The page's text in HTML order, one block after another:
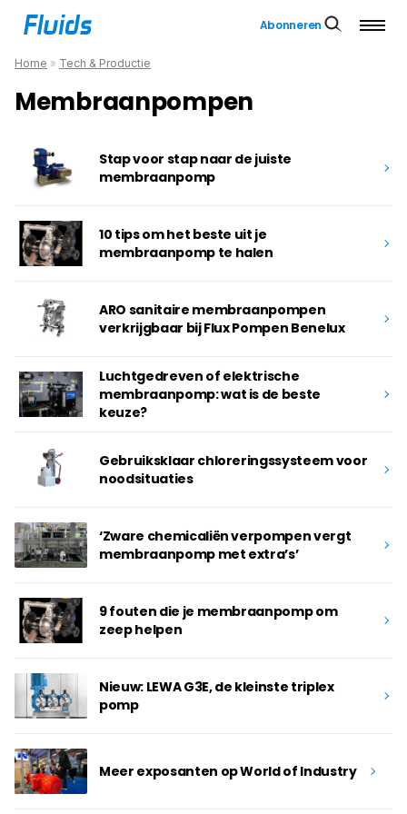
Abonneren
Home » Tech & Productie
Membraanpompen
Stap voor stap naar de juiste
membraanpomp
10 tips om het beste uit je
membraanpomp te halen
ARO sanitaire membraanpompen
verkrijgbaar bij Flux Pompen Benelux
Luchtgedreven of elektrische
membraanpomp: wat is de beste
keuze?
Gebruiksklaar chloreringssysteem voor
noodsituaties
‘Zware chemicaliën verpompen vergt
membraanpomp met extra’s’
9 fouten die je membraanpomp om
zeep helpen
Nieuw: LEWA G3E, de kleinste triplex
pomp
Meer exposanten op World of Industry